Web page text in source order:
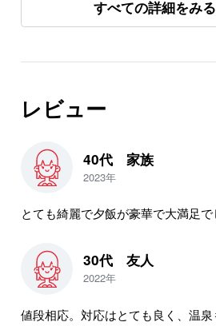
すべての詳細をみる
レビュー
40代 家族
2023年
とても綺麗で夕飯が豪華で大満足で
30代 友人
2022年
値段相応。対応はとても良く、温